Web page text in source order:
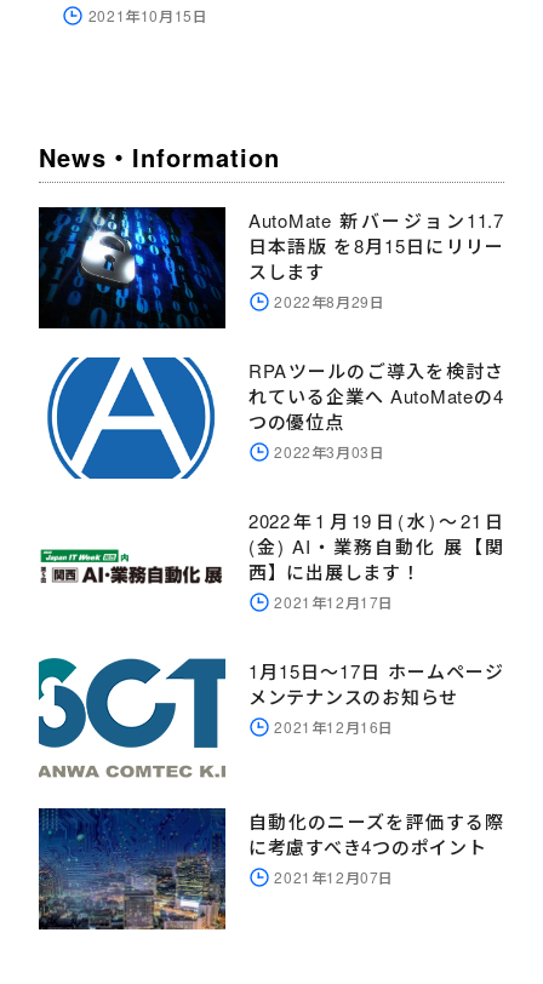
2021年10月15日
News・Information
AutoMate 新バージョン11.7
日本語版 を8月15日にリリー
スします
2022年8月29日
RPAツールのご導入を検討さ
れている企業へ AutoMateの4
つの優位点
2022年3月03日
2022年1月19日(水)～21日
(金) AI・業務自動化 展【関
西】に出展します！
2021年12月17日
1月15日～17日 ホームページ
メンテナンスのお知らせ
2021年12月16日
自動化のニーズを評価する際
に考慮すべき4つのポイント
2021年12月07日